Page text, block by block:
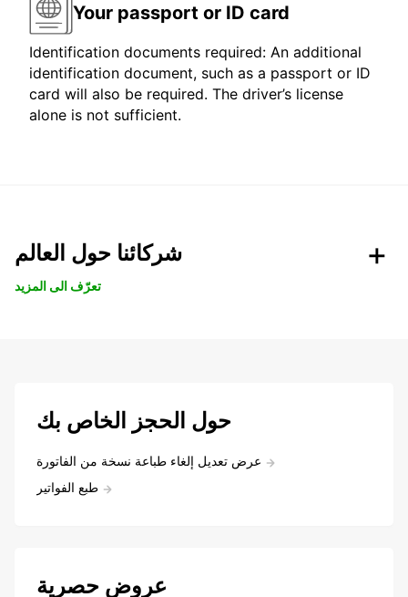
Your passport or ID card
Identification documents required: An additional
identification document, such as a passport or ID
card will also be required. The driver’s license
alone is not sufficient.
شركائنا حول العالم
تعرّف الى المزيد
حول الحجز الخاص بك
عرض تعديل إلغاء طباعة نسخة من الفاتورة
طبع الفواتير
عروض حصرية